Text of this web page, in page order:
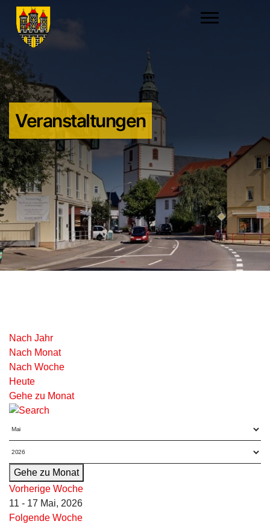
Veranstaltungen
Nach Jahr
Nach Monat
Nach Woche
Heute
Gehe zu Monat
Gehe zu Monat
Vorherige Woche
11 - 17 Mai, 2026
Folgende Woche